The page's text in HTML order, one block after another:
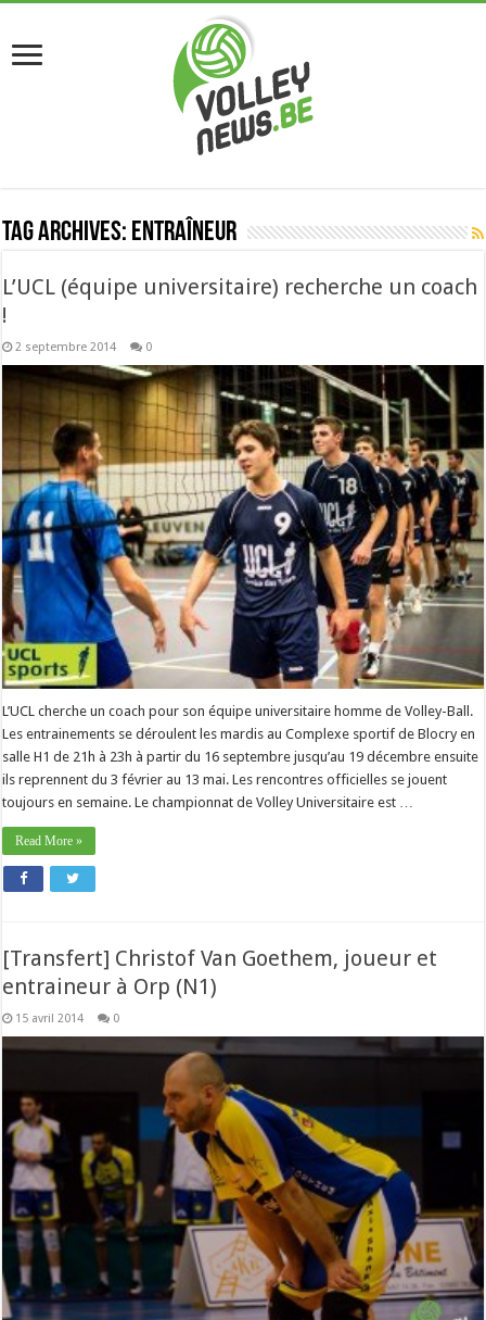
Tag Archives: entraîneur
L’UCL (équipe universitaire) recherche un coach
!
2 septembre 2014 0
L’UCL cherche un coach pour son équipe universitaire homme de Volley-Ball.
Les entrainements se déroulent les mardis au Complexe sportif de Blocry en
salle H1 de 21h à 23h à partir du 16 septembre jusqu’au 19 décembre ensuite
ils reprennent du 3 février au 13 mai. Les rencontres officielles se jouent
toujours en semaine. Le championnat de Volley Universitaire est …
Read More »
[Transfert] Christof Van Goethem, joueur et
entraineur à Orp (N1)
15 avril 2014 0